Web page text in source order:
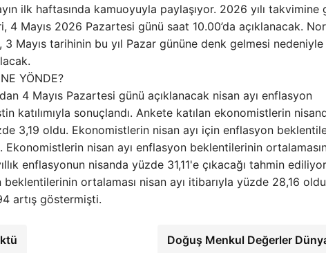
ilk haftasında kamuoyuyla paylaşıyor. 2026 yılı takvimine
Mayıs 2026 Pazartesi günü saat 10.00’da açıklanacak.
Mayıs tarihinin bu yıl Pazar gününe denk gelmesi
YÖNDE?
4 Mayıs Pazartesi günü açıklanacak nisan ayı enflasyon
sonuçlandı. Ankete katılan ekonomistlerin
3,19 oldu. Ekonomistlerin nisan ayı için enflasyon
nisan ayı enflasyon beklentilerinin
enflasyonun nisanda yüzde 31,11'e çıkacağı tahmin
ortalaması nisan ayı itibarıyla yüzde 28,16
artış göstermişti.
Doğuş Menkul Değerler